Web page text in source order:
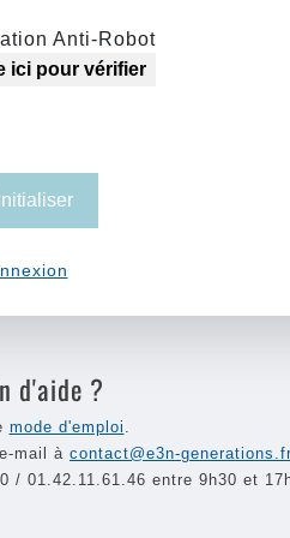
Anti-Robot
ici pour vérifier
d'aide ?
mode d'emploi
mail à contact@e3n-
/ 01.42.11.61.46 entre 9h30 et